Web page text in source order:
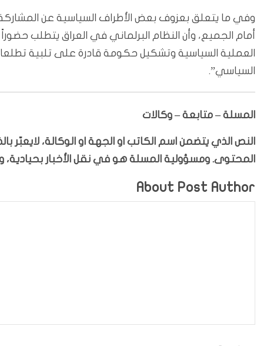
وفي ما يتعلق بعزوف بعض الأطراف السياسية عن
أمام الجميع، وأن النظام البرلماني في العراق يتطلب
العملية السياسية وتشكيل حكومة قادرة على تلبية
السياسي”.
المسلة – متابعة – وكالات
النص الذي يتضمن اسم الكاتب او الجهة او الوكالة،
المحتوى. ومسؤولية المسلة هو في نقل الأخبار بحيادية،
About Post Author